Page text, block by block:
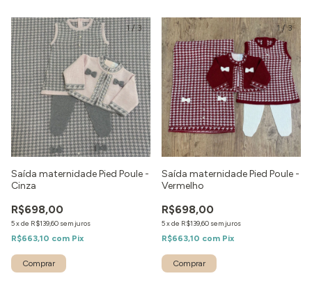
1/3
Saída maternidade Pied Poule -
Cinza
R$698,00
5xde R$139,60 sem juros
R$663,10 com Pix
Comprar
1/3
Saída maternidade Pied Poule -
Vermelho
R$698,00
5xde R$139,60 sem juros
R$663,10 com Pix
Comprar